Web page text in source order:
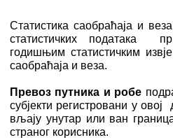
Статистика саобраћаја и
статистичких података
годишњим статистичким
саобраћаја и веза.
Превоз пут­ни­ка и ро­бе
субјекти ре­ги­стро­ва­ни у
вља­ју уну­тар или ван
стра­ног ко­ри­сни­ка.